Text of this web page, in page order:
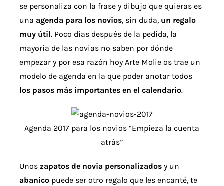
se personaliza con la frase y dibujo que quieras es
una agenda para los novios, sin duda, un regalo
muy útil. Poco días después de la pedida, la
mayoría de las novias no saben por dónde
empezar y por esa razón hoy Arte Molie os trae un
modelo de agenda en la que poder anotar todos
los pasos más importantes en el calendario.
Agenda 2017 para los novios “Empieza la cuenta
atrás”
Unos zapatos de novia personalizadosy un
abanico puede ser otro regalo que les encanté, te